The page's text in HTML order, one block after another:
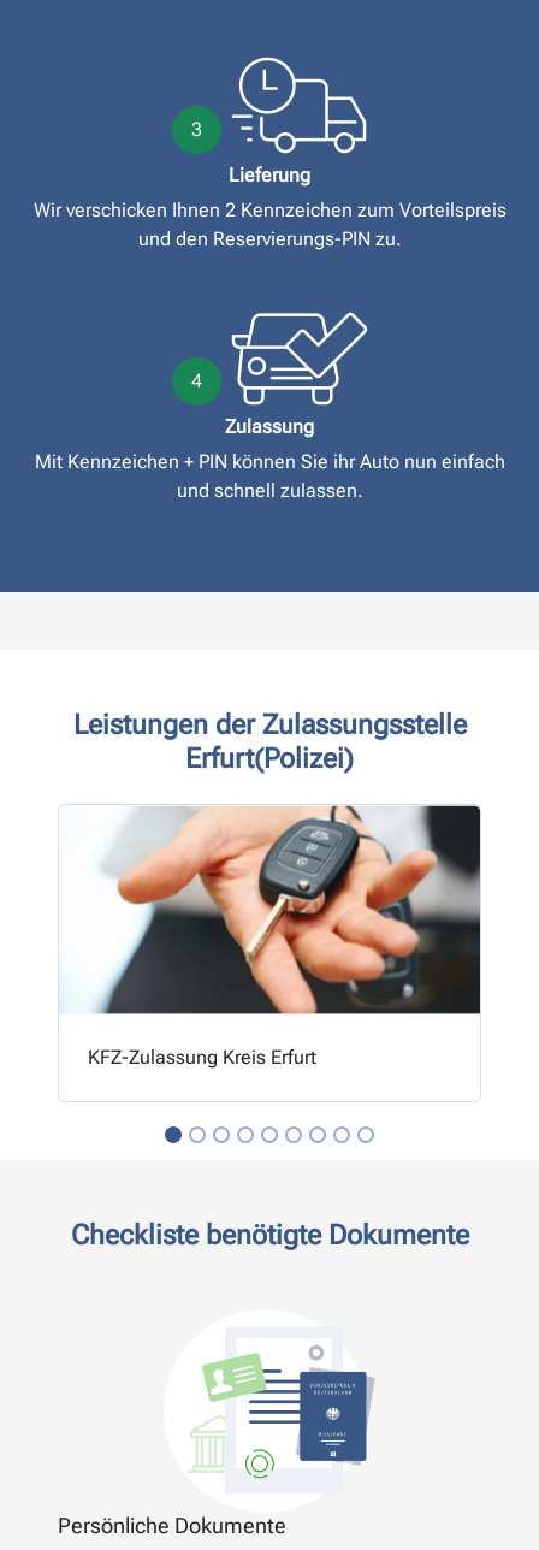
3
Lieferung
Wir verschicken Ihnen 2 Kennzeichen zum Vorteilspreis
und den Reservierungs-PIN zu.
4
Zulassung
Mit Kennzeichen + PIN können Sie ihr Auto nun einfach
und schnell zulassen.
Leistungen der Zulassungsstelle
Erfurt(Polizei)
KFZ-Zulassung Kreis Erfurt
Checkliste benötigte Dokumente
Persönliche Dokumente